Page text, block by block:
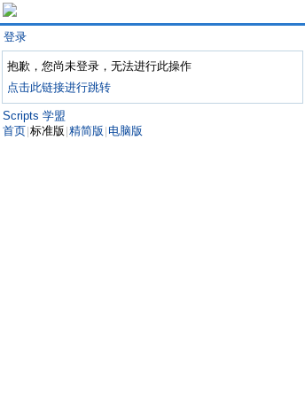
登录
抱歉，您尚未登录，无法进行此操作
点击此链接进行跳转
Scripts 学盟
首页 标准版 精简版 电脑版